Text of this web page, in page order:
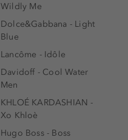
Wildly Me
Dolce&Gabbana - Light
Blue
Lancôme - Idôle
Davidoff - Cool Water
Men
KHLOÉ KARDASHIAN -
Xo Khloè
Hugo Boss - Boss